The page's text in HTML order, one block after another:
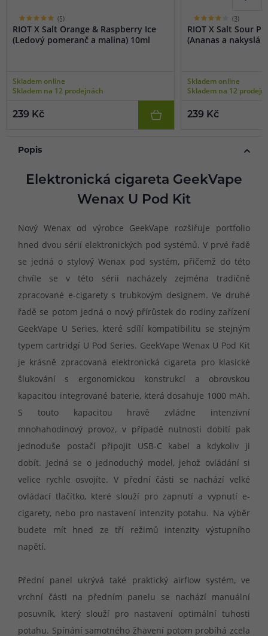
(5)
RIOT X Salt Orange & Raspberry Ice
(Ledový pomeranč a malina) 10ml
Skladem online
Skladem na 12 prodejnách
239 Kč
(3)
RIOT X Salt Sour
(Ananas a nakyslá
Skladem online
Skladem na 12
239 Kč
Popis
Elektronická cigareta GeekVape
Wenax U Pod Kit
Nový Wenax od výrobce GeekVape rozšiřuje portfolio
hned dvou sérií elektronických pod systémů. V prvé řadě
se jedná o stylový Wenax pod systém, přičemž do této
chvíle se v této sérii nacházely zejména tradičně
zpracované e-cigarety s trubkovým designem. Ve druhé
řadě se potom jedná o nový přírůstek do rodiny zařízení
GeekVape U Series, které sdílí kompatibilitu se stejným
typem cartridgí U Pod Series. GeekVape Wenax U Pod Kit
je krásně zpracovaná elektronická cigareta pro klasické
šlukování s ergonomickou konstrukcí a obrovskou
kapacitou integrované baterie, která dosahuje 1000 mAh.
S touto kapacitou hravě zvládne intenzivní
mnohahodinový provoz, v případě nutnosti dobití pak
jednoduše postačí připojit USB-C kabel a kdykoliv ji
dobít. Jedná se o jednoduchý model, jehož ovládání si
velice rychle osvojíte. V přední části se nachází velké
ovládací tlačítko, které slouží pro zapnutí a vypnutí e-
cigarety, nebo pro nastavení intenzity potahu. Na výběr
budete mít hned ze tří režimů intenzity výstupního
napětí.
Přední panel ukrývá také praktický airflow systém, ve
vrchní části na předním panelu se nachází manuální
posuvník, který slouží pro nastavení optimální tuhosti
potahu. Spínání samotného žhavení potom probíhá zcela